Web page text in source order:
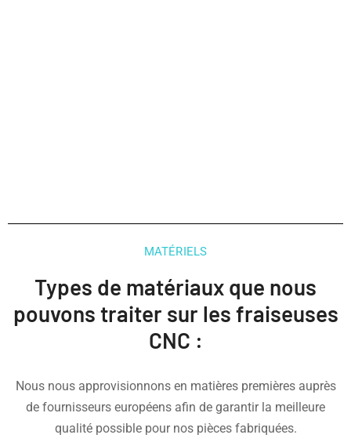
MATÉRIELS
Types de matériaux que nous
pouvons traiter sur les fraiseuses
CNC :
Nous nous approvisionnons en matières premières auprès
de fournisseurs européens afin de garantir la meilleure
qualité possible pour nos pièces fabriquées.